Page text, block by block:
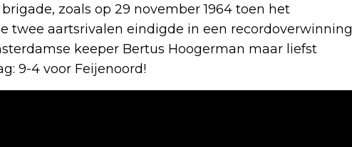
zoals op 29 november 1964 toen het
twee aartsrivalen eindigde in een recordoverwinning
keeper Bertus Hoogerman maar liefst
9-4 voor Feijenoord!